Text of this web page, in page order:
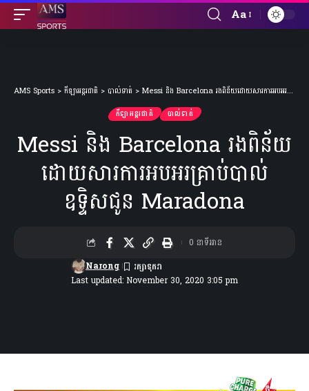
Font
Aa
AMS Sports > កីឡាអន្តរជាតិ > បាល់ទាត់ > Messi និង Barcelona រងពិន័យដោយសារការអបអរគ្រាប់បាល់ ឧទ្ទិសជូន Maradona
កីឡាអន្តរជាតិ បាល់ទាត់
Messi និង Barcelona រងពិន័យ
ដោយសារការអបអរគ្រាប់បាល់
ឧទ្ទិសជូន Maradona
Last updated: November 30, 2020 3:05 pm
Narong
0 នាទីអាន